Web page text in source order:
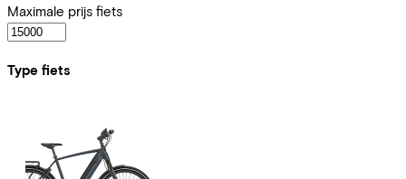
Maximale prijs fiets
Type fiets